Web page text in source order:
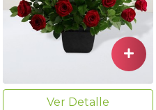
Ver Detalle